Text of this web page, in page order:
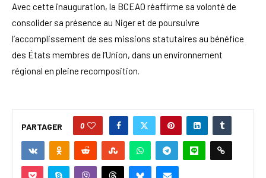
Avec cette inauguration, la BCEAO réaffirme sa volonté de
consolider sa présence au Niger et de poursuivre
l’accomplissement de ses missions statutaires au bénéfice
des États membres de l’Union, dans un environnement
régional en pleine recomposition.
PARTAGER 0